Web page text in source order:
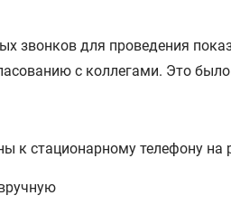
звонков для проведения
с коллегами. Это
к стационарному телефону на